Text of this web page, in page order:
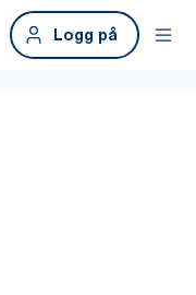
Logg på